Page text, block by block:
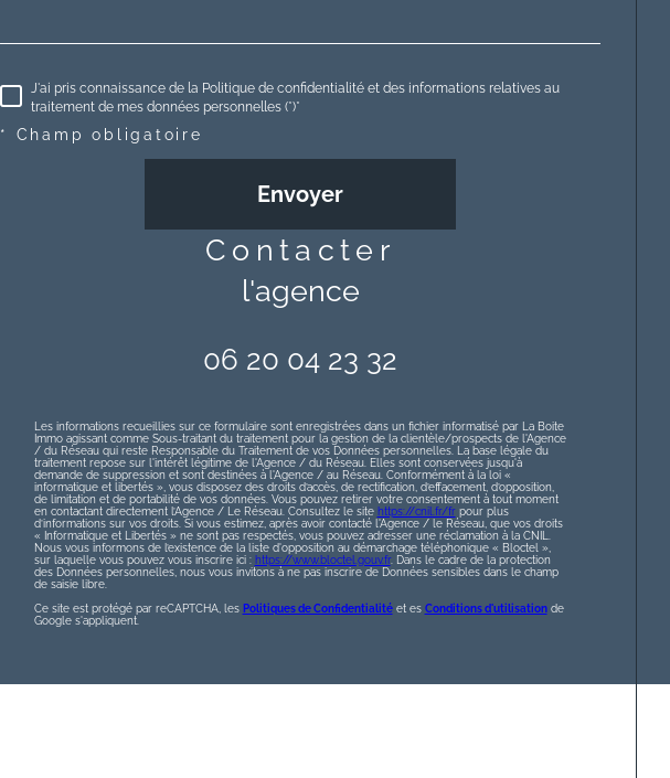
J'ai pris connaissance de la Politique de confidentialité et des informations relatives au
traitement de mes données personnelles (*)*
* Champ obligatoire
Envoyer
contacter
l'agence
06 20 04 23 32
Les informations recueillies sur ce formulaire sont enregistrées dans un fichier informatisé par La Boite
Immo agissant comme Sous-traitant du traitement pour la gestion de la clientèle/prospects de l'Agence
/ du Réseau qui reste Responsable du Traitement de vos Données personnelles. La base légale du
traitement repose sur l'intérêt légitime de l'Agence / du Réseau. Elles sont conservées jusqu'à
demande de suppression et sont destinées à l'Agence / au Réseau. Conformément à la loi «
informatique et libertés », vous disposez des droits d’accès, de rectification, d’effacement, d’opposition,
de limitation et de portabilité de vos données. Vous pouvez retirer votre consentement à tout moment
en contactant directement l’Agence / Le Réseau. Consultez le site https://cnil.fr/frpour plus
d’informations sur vos droits. Si vous estimez, après avoir contacté l'Agence / le Réseau, que vos droits
« Informatique et Libertés » ne sont pas respectés, vous pouvez adresser une réclamation à la CNIL.
Nous vous informons de l’existence de la liste d'opposition au démarchage téléphonique « Bloctel »,
sur laquelle vous pouvez vous inscrire ici : https://www.bloctel.gouv.fr. Dans le cadre de la protection
des Données personnelles, nous vous invitons à ne pas inscrire de Données sensibles dans le champ
de saisie libre.
Ce site est protégé par reCAPTCHA, les Politiques de Confidentialitéet es Conditions d'utilisationde
Google s'appliquent.